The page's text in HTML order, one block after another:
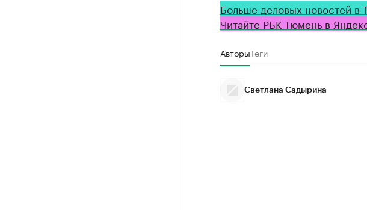
Больше деловых новостей в
Читайте РБК Тюмень в
АвторыТеги
Светлана Садырина